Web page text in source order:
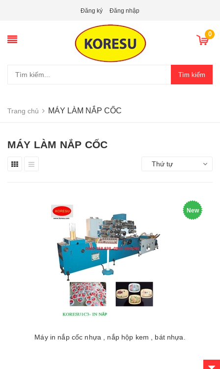
Đăng ký Đăng nhập
0
Tìm kiếm
Trang chủ MÁY LÀM NẮP CỐC
MÁY LÀM NẮP CỐC
Thứ tự
New
Máy in nắp cốc nhựa , nắp hộp kem , bát nhựa.